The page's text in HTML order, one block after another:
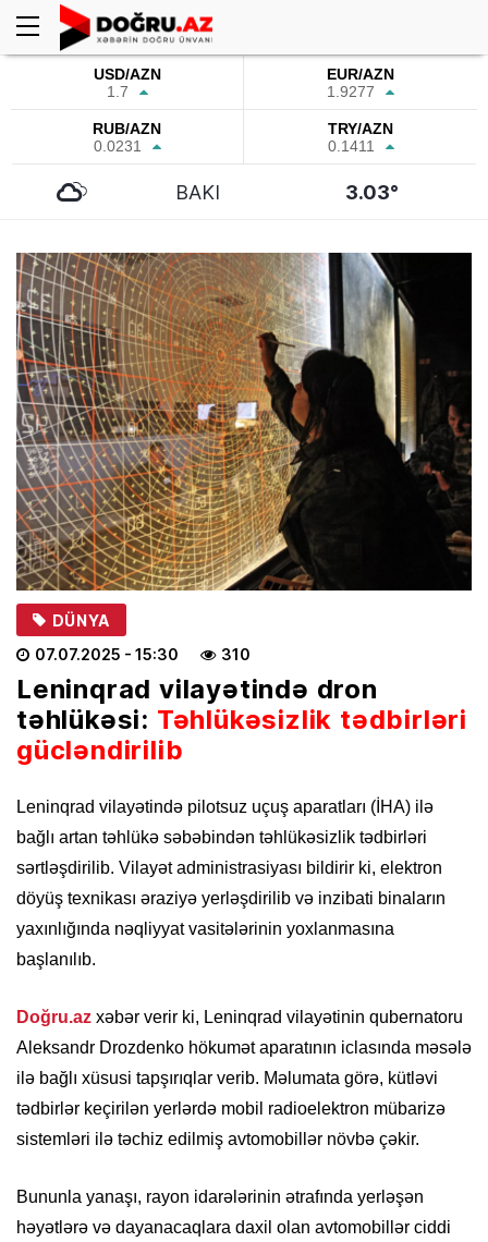
USD/AZN
1.7
EUR/AZN
1.9277
RUB/AZN
0.0231
TRY/AZN
0.1411
BAKI 3.03°
DÜNYA
07.07.2025 - 15:30 310
Leninqrad vilayətində dron
təhlükəsi: Təhlükəsizlik tədbirləri
gücləndirilib
Leninqrad vilayətində pilotsuz uçuş aparatları (İHA) ilə
bağlı artan təhlükə səbəbindən təhlükəsizlik tədbirləri
sərtləşdirilib. Vilayət administrasiyası bildirir ki, elektron
döyüş texnikası əraziyə yerləşdirilib və inzibati binaların
yaxınlığında nəqliyyat vasitələrinin yoxlanmasına
başlanılıb.
Doğru.az xəbər verir ki, Leninqrad vilayətinin qubernatoru
Aleksandr Drozdenko hökumət aparatının iclasında məsələ
ilə bağlı xüsusi tapşırıqlar verib. Məlumata görə, kütləvi
tədbirlər keçirilən yerlərdə mobil radioelektron mübarizə
sistemləri ilə təchiz edilmiş avtomobillər növbə çəkir.
Bununla yanaşı, rayon idarələrinin ətrafında yerləşən
həyətlərə və dayanacaqlara daxil olan avtomobillər ciddi